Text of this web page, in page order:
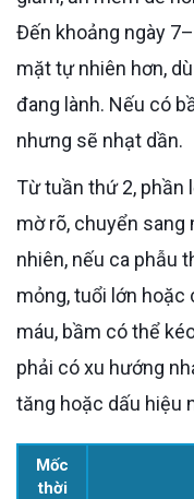
Đến khoảng ngày
mặt tự nhiên hơn,
đang lành. Nếu có
nhưng sẽ nhạt dần.
Từ tuần thứ 2, phần lớn bầm tím ngoài mặt nếu có sẽ
mờ rõ, chuyển sang
nhiên, nếu ca phẫu
mỏng, tuổi lớn
máu, bầm có thể
phải có xu hướng
tăng hoặc dấu hiệu
Mốc
thời